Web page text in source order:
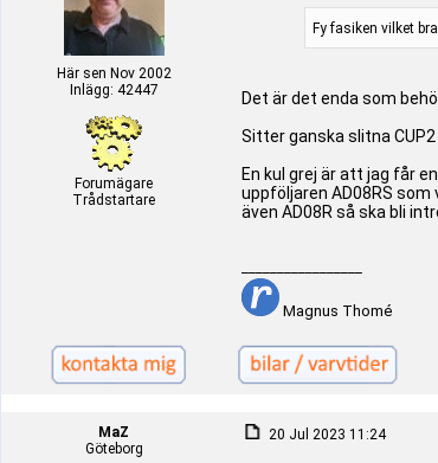
Här sen Nov 2002
Inlägg: 42447
Forumägare
Trådstartare
Fy fasiken vilket
Det är det enda som
Sitter ganska slitna
En kul grej är att jag får
uppföljaren AD08RS
även AD08R så ska bli
Magnus Thomé
MaZ
Göteborg
20 Jul 2023 11:24